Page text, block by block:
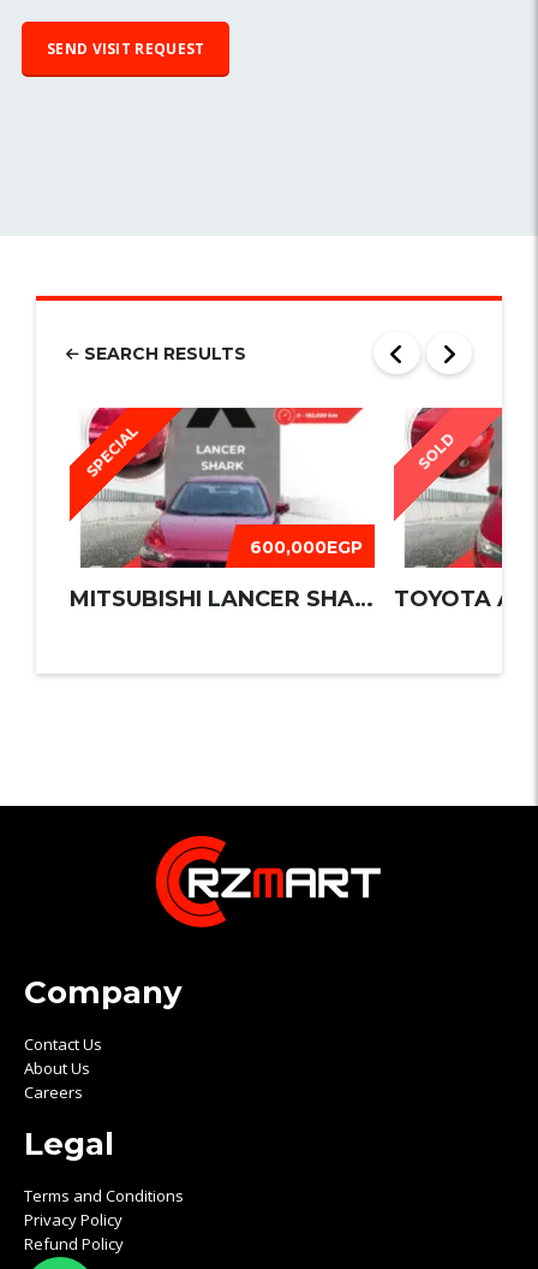
SEARCH RESULTS
SPECIAL
600,000EGP
MITSUBISHI LANCER SHARK 2016
SOLD
TOYOTA
Company
Contact Us
About Us
Careers
Legal
Terms and Conditions
Privacy Policy
Refund Policy